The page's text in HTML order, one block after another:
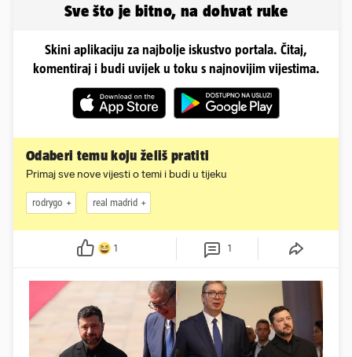
Sve što je bitno, na dohvat ruke
Skini aplikaciju za najbolje iskustvo portala. Čitaj,
komentiraj i budi uvijek u toku s najnovijim vijestima.
Odaberi temu koju želiš pratiti
Primaj sve nove vijesti o temi i budi u tijeku
rodrygo real madrid
1 1